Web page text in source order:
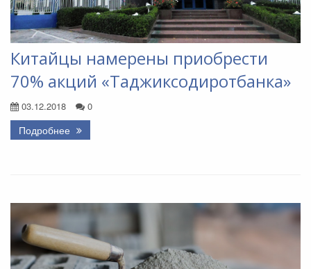
Китайцы намерены приобрести
70% акций «Таджиксодиротбанка»
03.12.2018 0
Подробнее